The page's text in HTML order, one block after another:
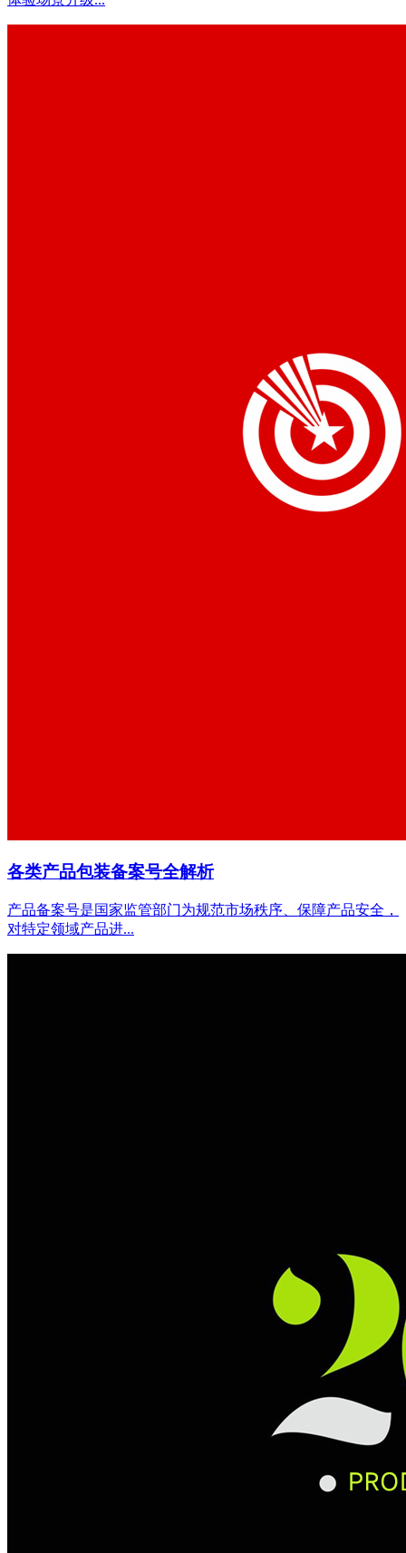
各类产品包装备案号全解析
产品备案号是国家监管部门为规范市场秩序、保障产品安全，
对特定领域产品进...